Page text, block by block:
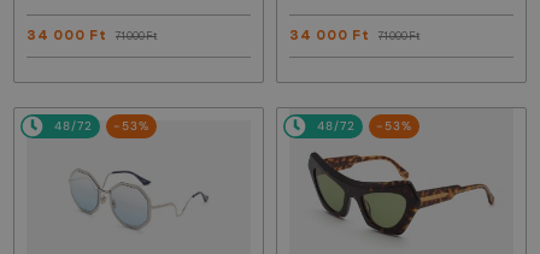
34 000 Ft 71 000 Ft 34 000 Ft 71 000 Ft
48/72 -53% 48/72 -53%